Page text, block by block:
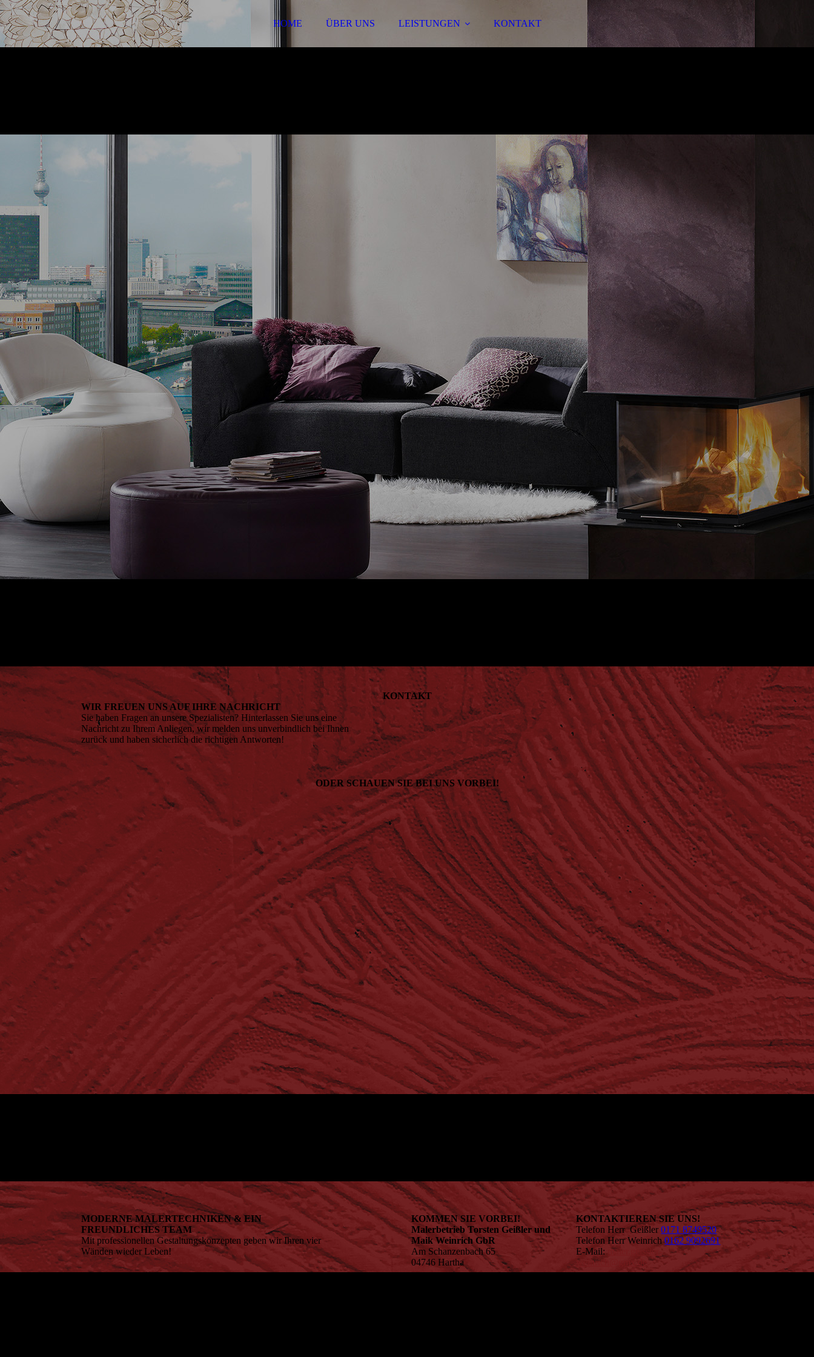
HOME ÜBER UNS LEISTUNGEN KONTAKT
KONTAKT
WIR FREUEN UNS AUF IHRE NACHRICHT
Sie haben Fragen an unsere Spezialisten? Hinterlassen Sie uns eine
Nachricht zu Ihrem Anliegen, wir melden uns unverbindlich bei Ihnen
zurück und haben sicherlich die richtigen Antworten!
ODER SCHAUEN SIE BEI UNS VORBEI!
MODERNE MALERTECHNIKEN & EIN
FREUNDLICHES TEAM
Mit professionellen Gestaltungskonzepten geben wir Ihren vier
Wänden wieder Leben!
KOMMEN SIE VORBEI!
Malerbetrieb Torsten Geißler und
Maik Weinrich GbR
Am Schanzenbach 65
04746 Hartha
KONTAKTIEREN SIE UNS!
Telefon Herr Geißler0171 8749520
Telefon Herr Weinrich0162 9092691
E-Mail:
maler.geissler-
weinrich@gmx.de